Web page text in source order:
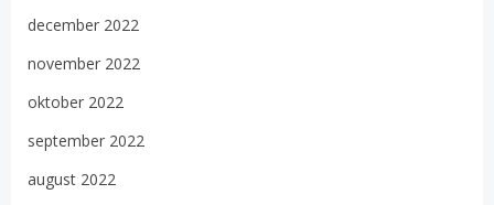
december 2022
november 2022
oktober 2022
september 2022
august 2022